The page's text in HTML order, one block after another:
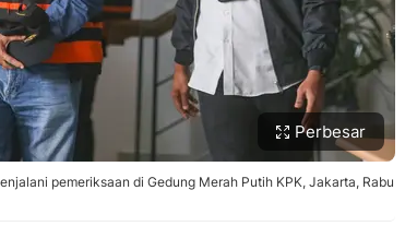
Perbesar
pemeriksaan di Gedung Merah Putih KPK, Jakarta, Rabu